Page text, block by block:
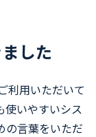
した
利用いただいて
使いやすいシス
の言葉をいただ